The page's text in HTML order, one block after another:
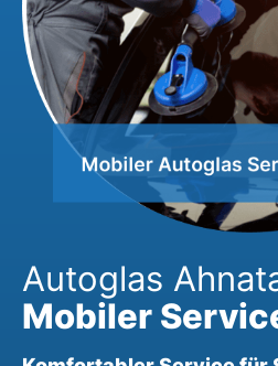
Autoglas
Mobiler